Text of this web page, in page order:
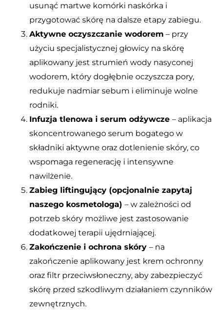
usunąć martwe komórki naskórka i
przygotować skórę na dalsze etapy zabiegu.
Aktywne oczyszczanie wodorem – przy
użyciu specjalistycznej głowicy na skórę
aplikowany jest strumień wody nasyconej
wodorem, który dogłębnie oczyszcza pory,
redukuje nadmiar sebum i eliminuje wolne
rodniki.
Infuzja tlenowa i serum odżywcze – aplikacja
skoncentrowanego serum bogatego w
składniki aktywne oraz dotlenienie skóry, co
wspomaga regenerację i intensywne
nawilżenie.
Zabieg liftingujący (opcjonalnie zapytaj
naszego kosmetologa) – w zależności od
potrzeb skóry możliwe jest zastosowanie
dodatkowej terapii ujędrniającej.
Zakończenie i ochrona skóry – na
zakończenie aplikowany jest krem ochronny
oraz filtr przeciwsłoneczny, aby zabezpieczyć
skórę przed szkodliwym działaniem czynników
zewnętrznych.